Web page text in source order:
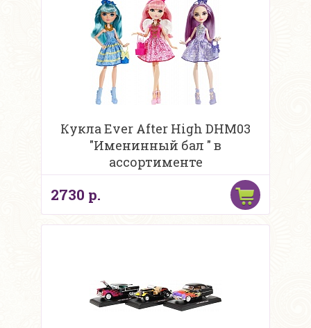
Кукла Ever After High DHM03
"Именинный бал " в
ассортименте
2730 р.